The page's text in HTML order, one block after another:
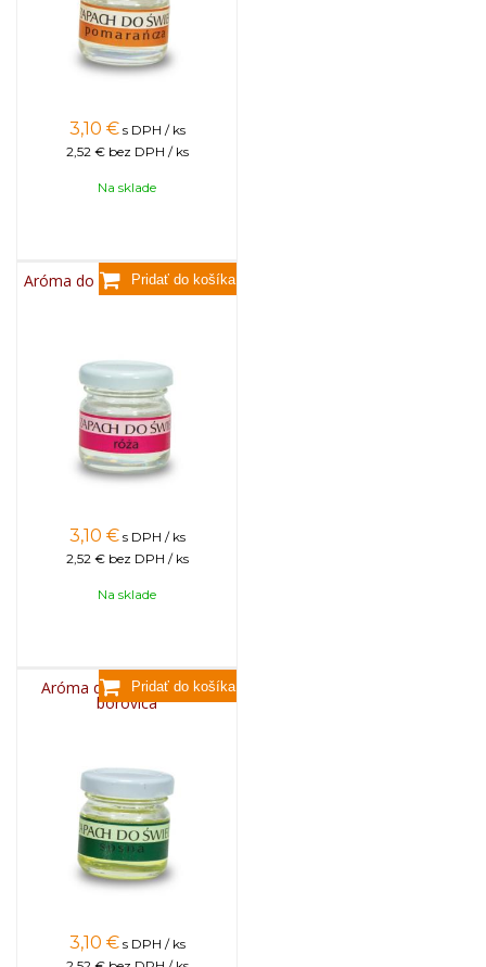
3,10 € s DPH / ks
2,52 € bez DPH / ks
Na sklade
Aróma do sviečok, 25g - ruža
3,10 € s DPH / ks
2,52 € bez DPH / ks
Na sklade
Aróma do sviečok, 25g -
borovica
3,10 € s DPH / ks